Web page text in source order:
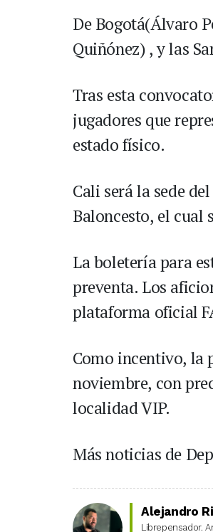
De Bogotá(Álvaro
Quiñónez) , y las
Tras esta
jugadores que
estado físico.
Cali será la sede
Baloncesto, el cual
La boletería para
preventa. Los
plataforma oficial
Como incentivo, la
noviembre, con
localidad VIP.
Más noticias de
Alejandro
Librepensador.